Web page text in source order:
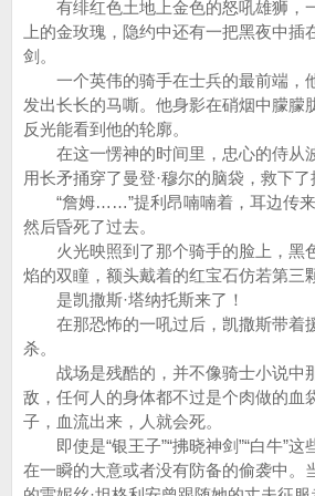
有绯红色土地上金色的怒吼雄狮，
上的金玫瑰，隐约中还有一把黑夜中插
剑。
一个英伟的骑手在士兵的最前端，
发出长长的马嘶。他身影在硝烟中朦朦
反光能看到他的轮廓。
在这一愣神的时间里，忠心的侍从
用长矛捅穿了曼登·穆尔的脑袋，救下了
“詹姆……”提利昂喃喃着，耳边传来
然后昏死了过去。
火光映照到了那个骑手的脸上，黑
焰的双瞳，额头戴着的红宝石仿若第三
是凯撒斯·塔纳托斯来了！
在那恐怖的一吼过后，凯撒斯带着
杀。
战场是残酷的，并不像骑士小说中
敌，任何人的身体都不过是个肉做的血
子，血流出来，人就会死。
即使是“银王子”“拂晓神剑”“白牛”这
在一瞬的大意或者没有防备的偷袭中。